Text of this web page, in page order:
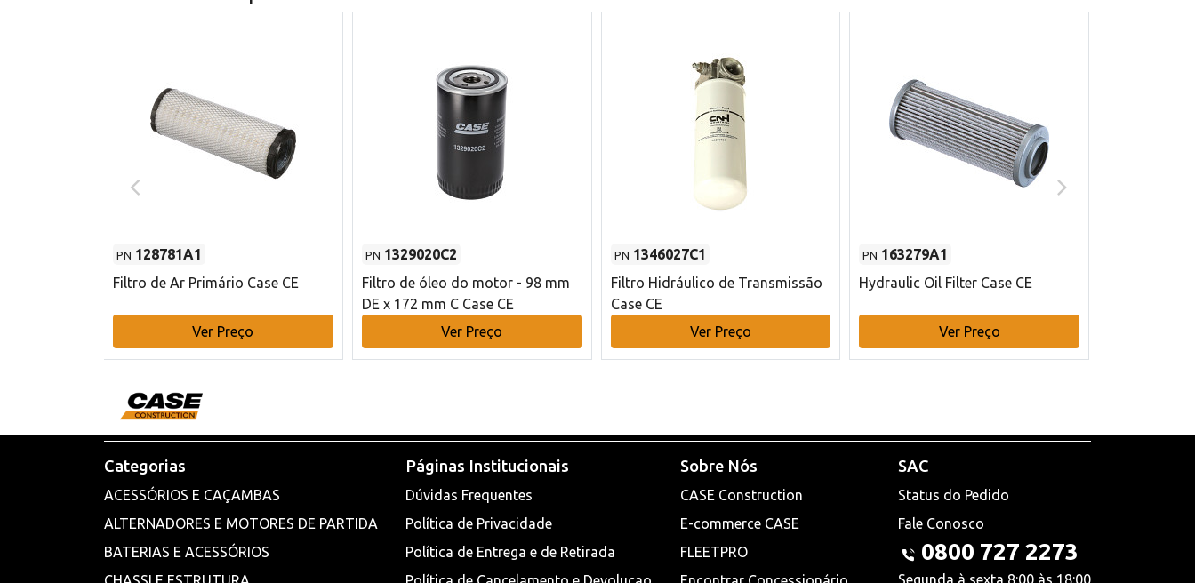
PN 128781A1
Filtro de Ar Primário Case CE
Ver Preço
PN 1329020C2
Filtro de óleo do motor - 98 mm
DE x 172 mm C Case CE
Ver Preço
PN 1346027C1
Filtro Hidráulico de Transmissão
Case CE
Ver Preço
PN 163279A1
Hydraulic Oil Filter Case CE
Ver Preço
Categorias
ACESSÓRIOS E CAÇAMBAS
ALTERNADORES E MOTORES DE PARTIDA
BATERIAS E ACESSÓRIOS
Páginas Institucionais
Dúvidas Frequentes
Política de Privacidade
Política de Entrega e de Retirada
Sobre Nós
CASE Construction
E-commerce CASE
FLEETPRO
SAC
Status do Pedido
Fale Conosco
0800 727 2273
Segunda à sexta 8:00 às 18:00